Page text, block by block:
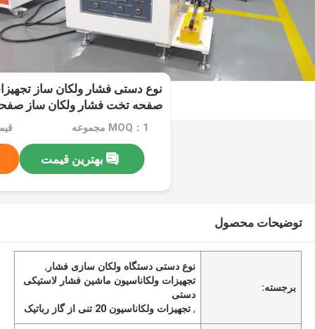
صفحه تخت فشار ولکان ساز
MOQ：1 مجموعه
بهترین قیمت
توضیحات محصول
برجسته:
نوع دستی دستگاه ولکان سازی فشار ,
تجهیزات ولکاناسیون ماشین فشار لاستیکی
دستی
,تجهیزات ولکاناسیون 20 تنی از گاز رباتیک